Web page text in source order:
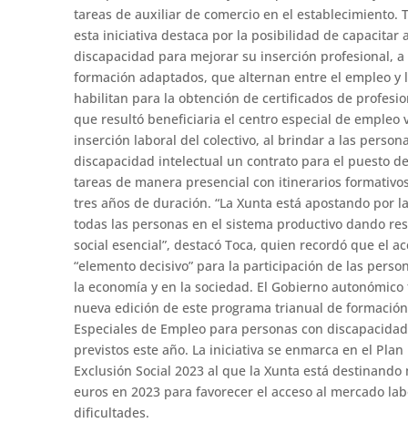
tareas de auxiliar de comercio en el establecimiento.
esta iniciativa destaca por la posibilidad de capacitar
discapacidad para mejorar su inserción profesional,
formación adaptados, que alternan entre el empleo y
habilitan para la obtención de certificados de
que resultó beneficiaria el centro especial de empleo
inserción laboral del colectivo, al brindar a las
discapacidad intelectual un contrato para el puesto
tareas de manera presencial con itinerarios
tres años de duración. “La Xunta está apostando por
todas las personas en el sistema productivo dando
social esencial”, destacó Toca, quien recordó que el
“elemento decisivo” para la participación de las
la economía y en la sociedad. El Gobierno
nueva edición de este programa trianual de
Especiales de Empleo para personas con
previstos este año. La iniciativa se enmarca en el
Exclusión Social 2023 al que la Xunta está
euros en 2023 para favorecer el acceso al mercado
dificultades.